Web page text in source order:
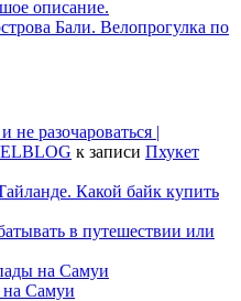
описание.
Бали. Велопрогулка по
не разочароваться |
к записи Пхукет
Какой байк купить
в путешествии или
на Самуи
Самуи